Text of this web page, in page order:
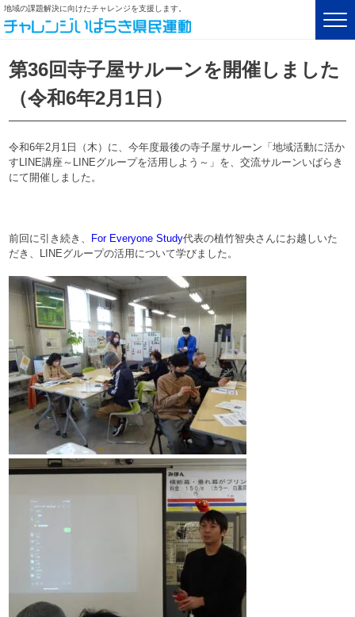
地域の課題解決に向けたチャレンジを支援します。
第36回寺子屋サルーンを開催しました
（令和6年2月1日）
令和6年2月1日（木）に、今年度最後の寺子屋サルーン「地域活動に活か
すLINE講座～LINEグループを活用しよう～」を、交流サルーンいばらき
にて開催しました。
前回に引き続き、 For Everyone Study代表の植竹智央さんにお越しいた
だき、LINEグループの活用について学びました。